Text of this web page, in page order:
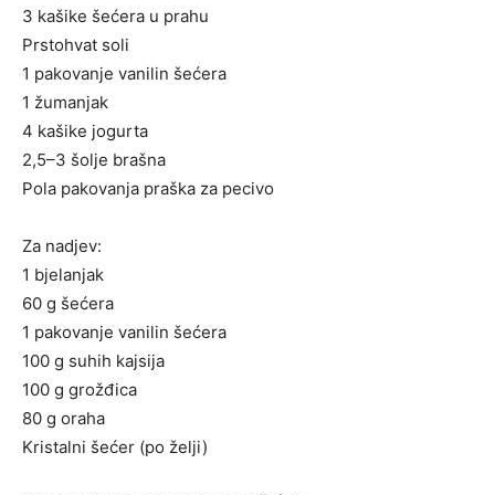
3 kašike šećera u prahu
Prstohvat soli
1 pakovanje vanilin šećera
1 žumanjak
4 kašike jogurta
2,5–3 šolje brašna
Pola pakovanja praška za pecivo
Za nadjev:
1 bjelanjak
60 g šećera
1 pakovanje vanilin šećera
100 g suhih kajsija
100 g grožđica
80 g oraha
Kristalni šećer (po želji)